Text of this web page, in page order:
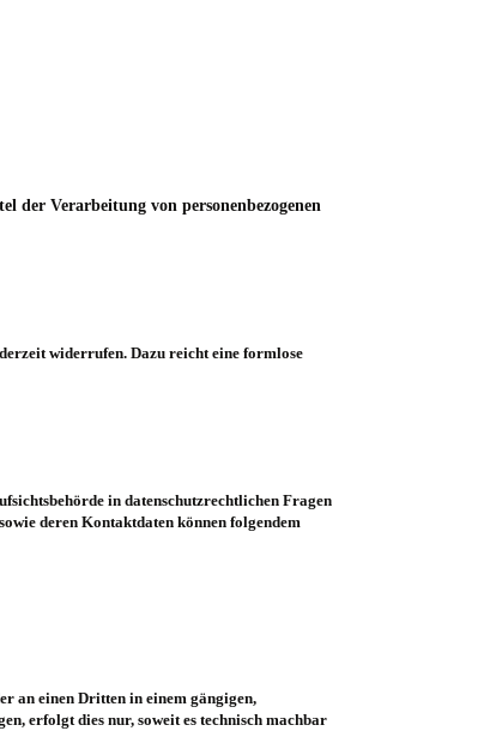
der Verarbeitung von personenbezogenen
widerrufen. Dazu reicht eine formlose
in datenschutzrechtlichen Fragen
deren Kontaktdaten können folgendem
an einen Dritten in einem gängigen,
erfolgt dies nur, soweit es technisch machbar